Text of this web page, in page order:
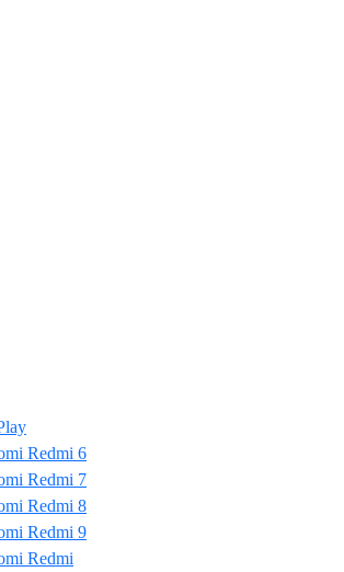
Redmi 6
Redmi 7
Redmi 8
Redmi 9
Redmi